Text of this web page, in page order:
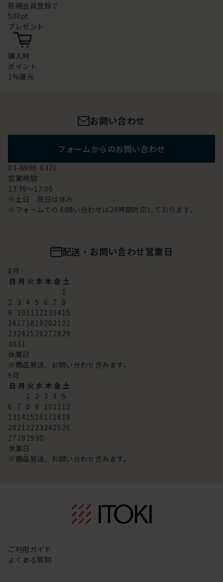
新規会員登録で
500pt
プレゼント
購入時
ポイント
1%還元
お問い合わせ
フォームからのお問い合わせ
03-6908-8370
営業時間
13:30～17:00
※土日 祝日は休み
※フォームでのお問い合わせは24時間対応しております。
配送・お問い合わせ営業日
8月
日 月 火 水 木 金 土
1
2 3 4 5 6 7 8
9 101112131415
16171819202122
23242526272829
3031
休業日
※商品発送、お問い合わせ含みます。
9月
日 月 火 水 木 金 土
1 2 3 4 5
6 7 8 9 101112
13141516171819
20212223242526
27282930
休業日
※商品発送、お問い合わせ含みます。
ご利用ガイド
よくある質問